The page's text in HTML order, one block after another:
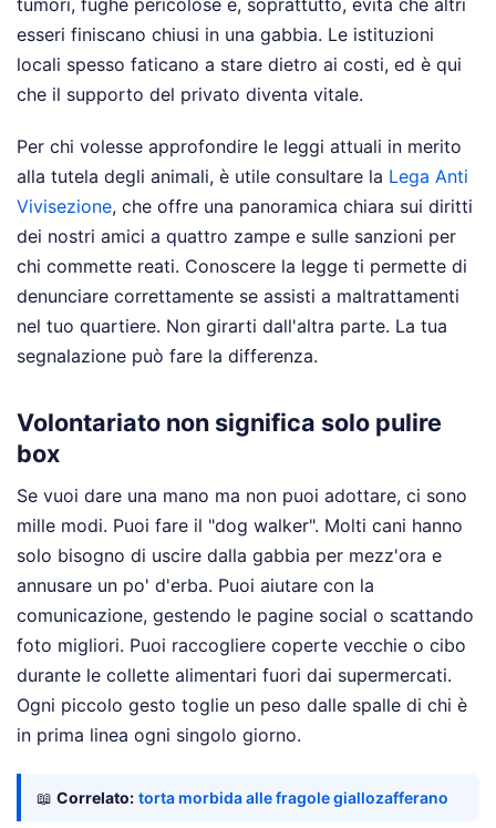
tumori, fughe pericolose e, soprattutto, evita che altri
esseri finiscano chiusi in una gabbia. Le istituzioni
locali spesso faticano a stare dietro ai costi, ed è qui
che il supporto del privato diventa vitale.
Per chi volesse approfondire le leggi attuali in merito
alla tutela degli animali, è utile consultare la Lega Anti
Vivisezione, che offre una panoramica chiara sui diritti
dei nostri amici a quattro zampe e sulle sanzioni per
chi commette reati. Conoscere la legge ti permette di
denunciare correttamente se assisti a maltrattamenti
nel tuo quartiere. Non girarti dall'altra parte. La tua
segnalazione può fare la differenza.
Volontariato non significa solo pulire
box
Se vuoi dare una mano ma non puoi adottare, ci sono
mille modi. Puoi fare il "dog walker". Molti cani hanno
solo bisogno di uscire dalla gabbia per mezz'ora e
annusare un po' d'erba. Puoi aiutare con la
comunicazione, gestendo le pagine social o scattando
foto migliori. Puoi raccogliere coperte vecchie o cibo
durante le collette alimentari fuori dai supermercati.
Ogni piccolo gesto toglie un peso dalle spalle di chi è
in prima linea ogni singolo giorno.
📖 Correlato: torta morbida alle fragole giallozafferano